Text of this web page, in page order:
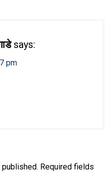
says:
pm
Required fields